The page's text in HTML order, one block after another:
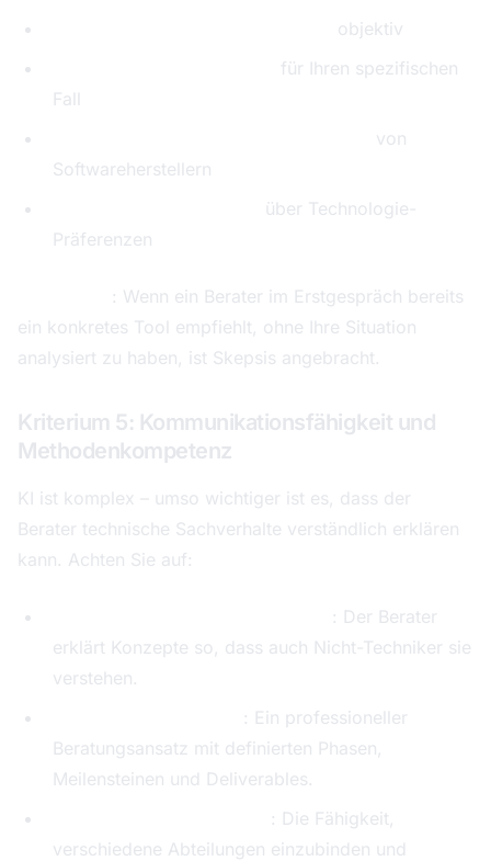
objektiv
für Ihren spezifischen
Fall
von
Softwareherstellern
über Technologie-
Präferenzen
: Wenn ein Berater im Erstgespräch bereits
ein konkretes Tool empfiehlt, ohne Ihre Situation
analysiert zu haben, ist Skepsis angebracht.
Kriterium 5: Kommunikationsfähigkeit und
Methodenkompetenz
KI ist komplex – umso wichtiger ist es, dass der
Berater technische Sachverhalte verständlich erklären
kann. Achten Sie auf:
: Der Berater
erklärt Konzepte so, dass auch Nicht-Techniker sie
verstehen.
: Ein professioneller
Beratungsansatz mit definierten Phasen,
Meilensteinen und Deliverables.
: Die Fähigkeit,
verschiedene Abteilungen einzubinden und